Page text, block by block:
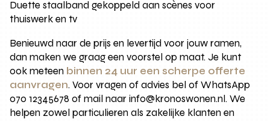
Duette staalband gekoppeld aan scènes voor
thuiswerk en tv
Benieuwd naar de prijs en levertijd voor jouw ramen,
dan maken we graag een voorstel op maat. Je kunt
ook meteen binnen 24 uur een scherpe offerte
aanvragen. Voor vragen of advies bel of WhatsApp
070 12345678 of mail naar info@kronoswonen.nl. We
helpen zowel particulieren als zakelijke klanten en